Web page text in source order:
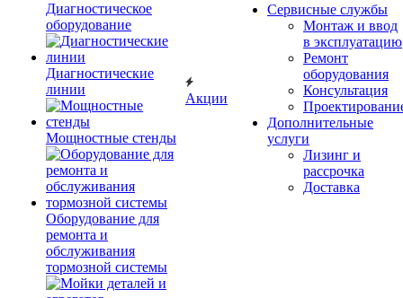
Диагностическое
оборудование
Диагностические
линии
Мощностные стенды
Оборудование для
ремонта и
обслуживания
тормозной системы
Акции
Сервисные службы
Монтаж и ввод
в эксплуатацию
Ремонт
оборудования
Консультация
Дополнительные
услуги
Лизинг и
рассрочка
Доставка